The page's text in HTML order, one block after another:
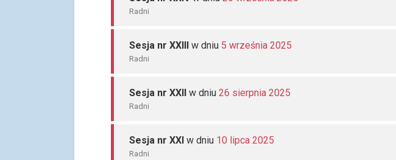
Radni
Sesja nr XXIII w dniu 5 września 2025
Radni
Sesja nr XXII w dniu 26 sierpnia 2025
Radni
Sesja nr XXI w dniu 10 lipca 2025
Radni